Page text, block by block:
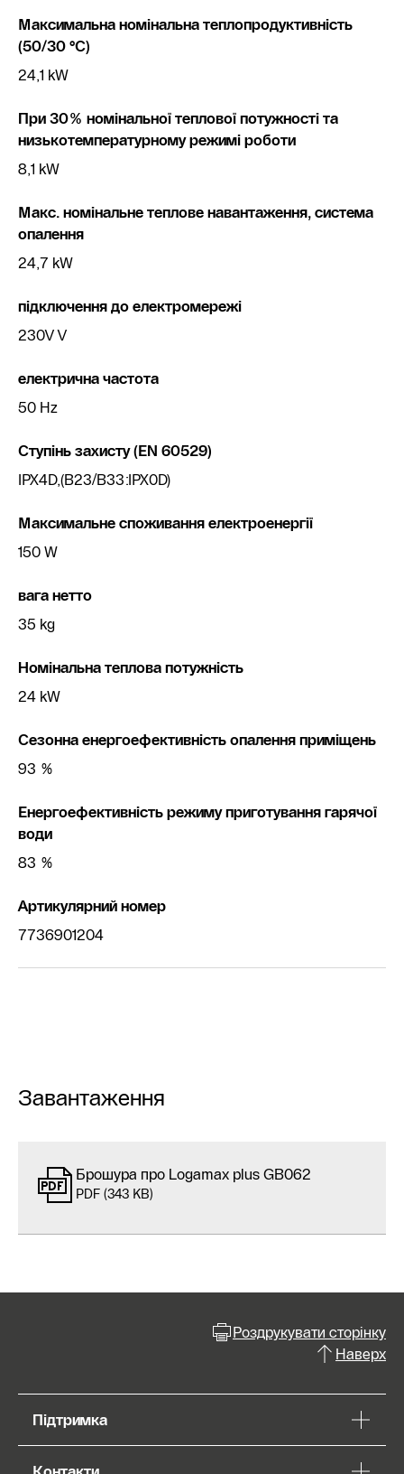
Максимальна номінальна теплопродуктивність
(50/30 °C)
24,1 kW
При 30% номінальної теплової потужності та
низькотемпературному режимі роботи
8,1 kW
Макс. номінальне теплове навантаження, система
опалення
24,7 kW
підключення до електромережі
230V V
електрична частота
50 Hz
Ступінь захисту (EN 60529)
IPX4D,(B23/B33:IPX0D)
Максимальне споживання електроенергії
150 W
вага нетто
35 kg
Номінальна теплова потужність
24 kW
Сезонна енергоефективність опалення приміщень
93 %
Енергоефективність режиму приготування гарячої
води
83 %
Артикулярний номер
7736901204
Завантаження
Брошура про Logamax plus GB062
PDF (343 KB)
Роздрукувати сторінку
Наверх
Підтримка